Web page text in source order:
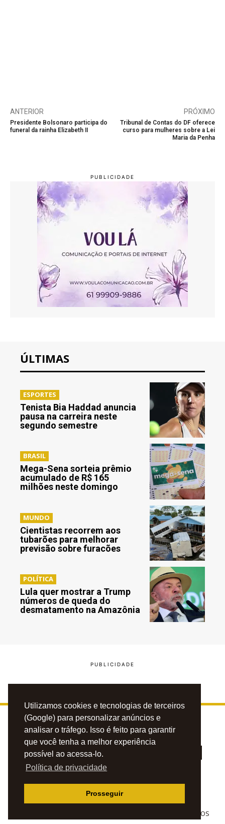
Utilizamos cookies e tecnologias de terceiros
(Google) para personalizar anúncios e
analisar o tráfego. Isso é feito para garantir
que você tenha a melhor experiência
possível ao acessa-lo.
Política de privacidade
Prosseguir
ANTERIOR
Presidente Bolsonaro participa do
funeral da rainha Elizabeth II
PRÓXIMO
Tribunal de Contas do DF oferece
curso para mulheres sobre a Lei
Maria da Penha
ÚLTIMAS
ESPORTES
Tenista Bia Haddad anuncia
pausa na carreira neste
segundo semestre
BRASIL
Mega-Sena sorteia prêmio
acumulado de R$ 165
milhões neste domingo
MUNDO
Cientistas recorrem aos
tubarões para melhorar
previsão sobre furacões
POLÍTICA
Lula quer mostrar a Trump
números de queda do
desmatamento na Amazônia
PRIVACIDADE CONTATO
© 2023 BLOG DO CAFÉZINHO. TODOS OS DIREITOS RESERVADOS